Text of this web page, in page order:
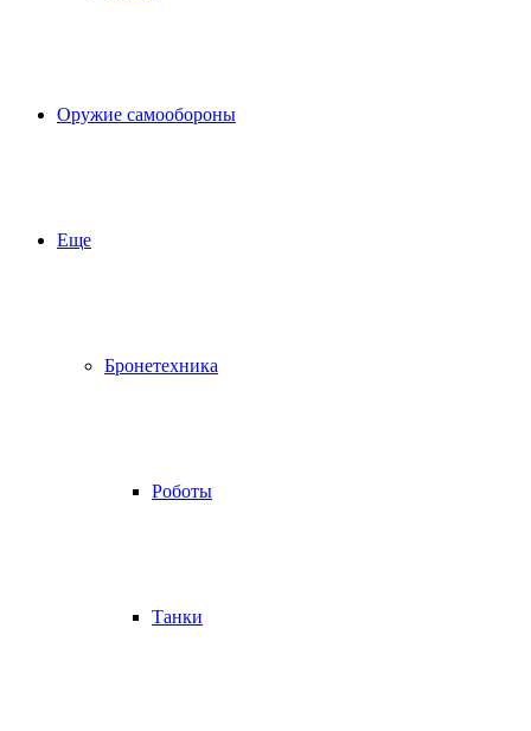
Оружие самообороны
Еще
Бронетехника
Роботы
Танки